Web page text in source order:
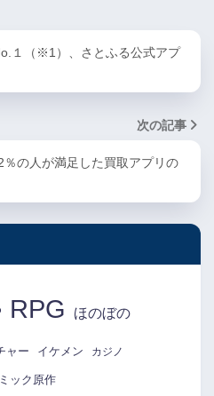
１（※1）、さとふる公式アプ
次の記事
の人が満足した買取アプリの
RPG ほのぼの
ャー イケメン カジノ
ック原作